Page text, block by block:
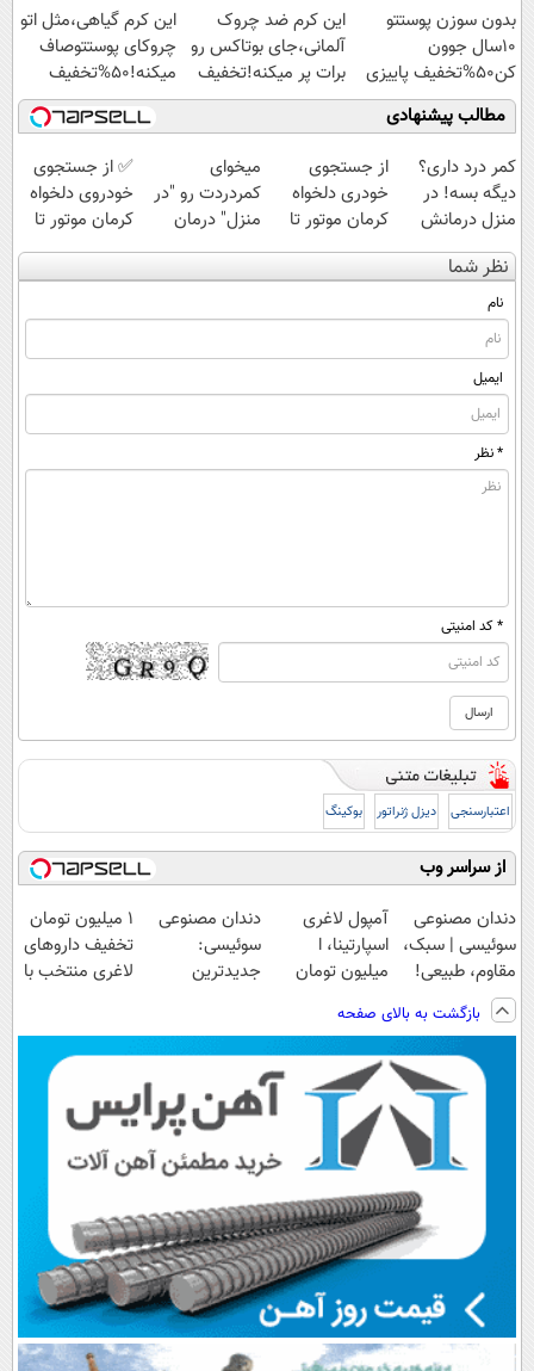
بدون سوزن پوستتو
10سال جوون
کن50%تخفیف پاییزی
این کرم ضد چروک
آلمانی،جای بوتاکس رو
برات پر میکنه!تخفیف
تا امشب
این کرم گیاهی،مثل اتو
چروکای پوستتوصاف
میکنه!50%تخفیف
مطالب پیشنهادی
کمر درد داری؟
دیگه بسه! در
منزل درمانش
کن
(◀پرسش‌نامه)
از جستجوی
خودری دلخواه
کرمان موتور تا
فروش آن،
ساده، بی واسطه
میخوای
کمردردت رو "در
منزل" درمان
کنی؟ (◂فیلم +
◂پرسش‌نامه)
✅ از جستجوی
خودروی دلخواه
کرمان موتور تا
فروش ساده، بی
واسطه و
نظر شما
نام
ایمیل
* نظر
* کد امنیتی
اعتبارسنجی دیزل ژنراتور بوکینگ
از سراسر وب
دندان مصنوعی
سوئیسی | سبک،
مقاوم، طبیعی!
ویزیت
رایگان+پرداخت
اقساطی😍
آمپول لاغری
اسپارتینا، ا
میلیون تومان
همه‌جا!
دندان مصنوعی
سوئیسی:
جدیدترین
پرداخت قسطی
۱ میلیون تومان
تخفیف داروهای
لاغری منتخب با
بازگشت به بالای صفحه